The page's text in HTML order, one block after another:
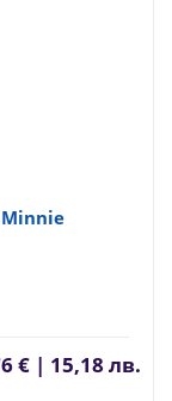
Minnie
€ | 15,18 лв.